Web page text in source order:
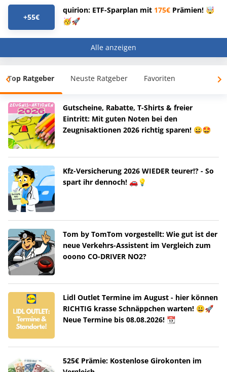
+55€
quirion: ETF-Sparplan mit 175€ Prämien! 🤯
🥳🚀
Alle anzeigen
Top Ratgeber Neuste Ratgeber Favoriten
Gutscheine, Rabatte, T-Shirts & freier
Eintritt: Mit guten Noten bei den
Zeugnisaktionen 2026 richtig sparen! 😀🤩
Kfz-Versicherung 2026 WIEDER teurer!? - So
spart ihr dennoch! 🚗💡
Tom by TomTom vorgestellt: Wie gut ist der
neue Verkehrs-Assistent im Vergleich zum
ooono CO-DRIVER NO2?
Lidl Outlet Termine im August - hier können
RICHTIG krasse Schnäppchen warten! 😀🚀
Neue Termine bis 08.08.2026! 📆
525€ Prämie: Kostenlose Girokonten im